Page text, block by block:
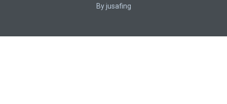
By jusafing